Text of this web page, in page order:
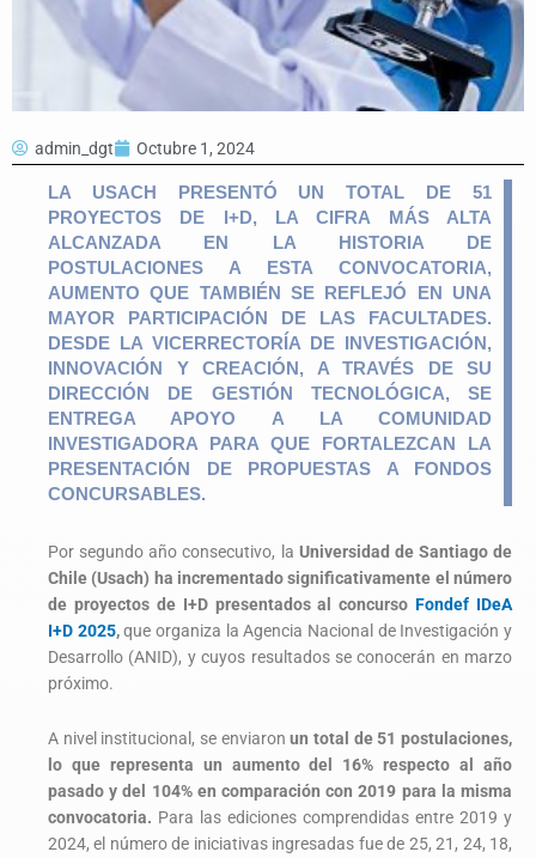
admin_dgt Octubre 1, 2024
LA USACH PRESENTÓ UN TOTAL DE 51
PROYECTOS DE I+D, LA CIFRA MÁS ALTA
ALCANZADA EN LA HISTORIA DE
POSTULACIONES A ESTA CONVOCATORIA,
AUMENTO QUE TAMBIÉN SE REFLEJÓ EN UNA
MAYOR PARTICIPACIÓN DE LAS FACULTADES.
DESDE LA VICERRECTORÍA DE INVESTIGACIÓN,
INNOVACIÓN Y CREACIÓN, A TRAVÉS DE SU
DIRECCIÓN DE GESTIÓN TECNOLÓGICA, SE
ENTREGA APOYO A LA COMUNIDAD
INVESTIGADORA PARA QUE FORTALEZCAN LA
PRESENTACIÓN DE PROPUESTAS A FONDOS
CONCURSABLES.
Por segundo año consecutivo, la Universidad de Santiago de
Chile (Usach) ha incrementado significativamente el número
de proyectos de I+D presentados al concursoFondef IDeA
I+D 2025,que organiza la Agencia Nacional de Investigación y
Desarrollo (ANID), y cuyos resultados se conocerán en marzo
próximo.
A nivel institucional, se enviaronun total de 51 postulaciones,
lo que representa un aumento del 16% respecto al año
pasado y del 104% en comparación con 2019 para la misma
convocatoria. Para las ediciones comprendidas entre 2019 y
2024, el número de iniciativas ingresadas fue de 25, 21, 24, 18,